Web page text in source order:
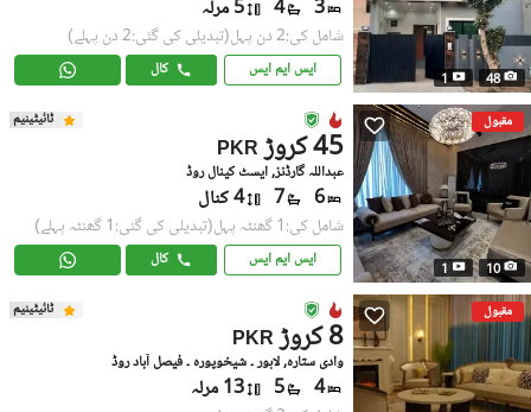
48
1
3
4 5 مرلہ
شامل کی:2 دن پہل (تبدیلی کی گئی:2 دن پہلے)
ایس ایم ایس کال
مقبول
10
1
ٹائیٹینیم
PKR 45 کروڑ
عبداللہ گارڈنز, ایسٹ کینال روڈ
6
7 4 کنال
شامل کی:1 گھنٹہ پہل (تبدیلی کی گئی:1 گھنٹہ پہلے)
ایس ایم ایس کال
مقبول ٹائیٹینیم
PKR 8 کروڑ
وادی ستارہ, لاہور ۔ شیخوپورہ ۔ فیصل آباد روڈ
4
5 13 مرلہ